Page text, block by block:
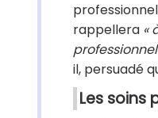
rappellera «
il, persuadé
Les soins